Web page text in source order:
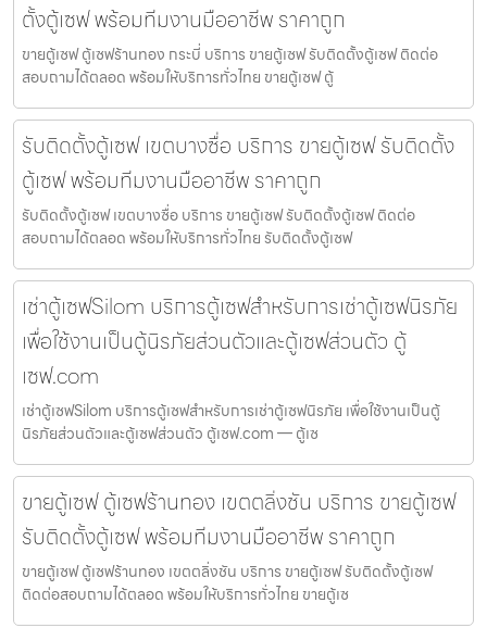
ตั้งตู้เซฟ พร้อมทีมงานมืออาชีพ ราคาถูก
ขายตู้เซฟ ตู้เซฟร้านทอง กระบี่ บริการ ขายตู้เซฟ รับติดตั้งตู้เซฟ ติดต่อ
สอบถามได้ตลอด พร้อมให้บริการทั่วไทย ขายตู้เซฟ ตู้
รับติดตั้งตู้เซฟ เขตบางซื่อ บริการ ขายตู้เซฟ รับติดตั้ง
ตู้เซฟ พร้อมทีมงานมืออาชีพ ราคาถูก
รับติดตั้งตู้เซฟ เขตบางซื่อ บริการ ขายตู้เซฟ รับติดตั้งตู้เซฟ ติดต่อ
สอบถามได้ตลอด พร้อมให้บริการทั่วไทย รับติดตั้งตู้เซฟ
เช่าตู้เซฟSilom บริการตู้เซฟสำหรับการเช่าตู้เซฟนิรภัย
เพื่อใช้งานเป็นตู้นิรภัยส่วนตัวและตู้เซฟส่วนตัว ตู้
เซฟ.com
เช่าตู้เซฟSilom บริการตู้เซฟสำหรับการเช่าตู้เซฟนิรภัย เพื่อใช้งานเป็นตู้
นิรภัยส่วนตัวและตู้เซฟส่วนตัว ตู้เซฟ.com — ตู้เซ
ขายตู้เซฟ ตู้เซฟร้านทอง เขตตลิ่งชัน บริการ ขายตู้เซฟ
รับติดตั้งตู้เซฟ พร้อมทีมงานมืออาชีพ ราคาถูก
ขายตู้เซฟ ตู้เซฟร้านทอง เขตตลิ่งชัน บริการ ขายตู้เซฟ รับติดตั้งตู้เซฟ
ติดต่อสอบถามได้ตลอด พร้อมให้บริการทั่วไทย ขายตู้เซ